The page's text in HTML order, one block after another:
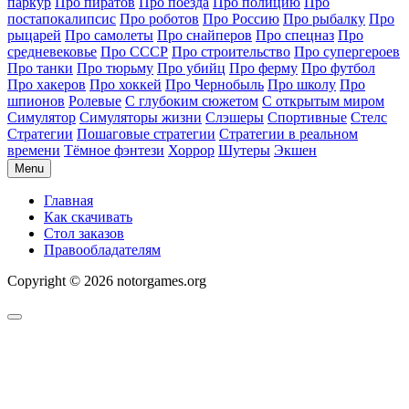
постапокалипсис Про роботов Про Россию Про рыбалку Про
рыцарей Про самолеты Про снайперов Про спецназ Про
средневековье Про СССР Про строительство Про супергероев
Про танки Про тюрьму Про убийц Про ферму Про футбол
Про хакеров Про хоккей Про Чернобыль Про школу Про
шпионов Ролевые С глубоким сюжетом С открытым миром
Симулятор Симуляторы жизни Слэшеры Спортивные Стелс
Стратегии Пошаговые стратегии Стратегии в реальном
времени Тёмное фэнтези Хоррор Шутеры Экшен
Menu
Главная
Как скачивать
Стол заказов
Правообладателям
Copyright © 2026 notorgames.org
Scroll